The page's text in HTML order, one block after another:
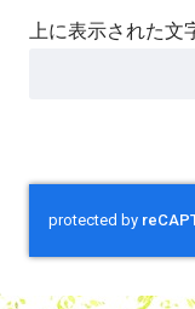
上に表示された文